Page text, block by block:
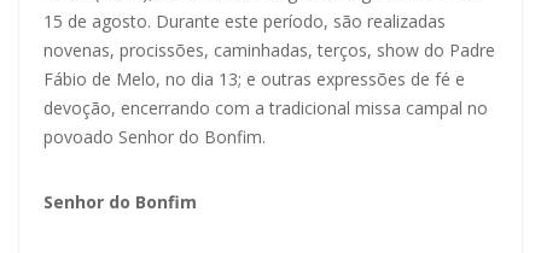
15 de agosto. Durante este período, são realizadas
novenas, procissões, caminhadas, terços, show do Padre
Fábio de Melo, no dia 13; e outras expressões de fé e
devoção, encerrando com a tradicional missa campal no
povoado Senhor do Bonfim.
Senhor do Bonfim